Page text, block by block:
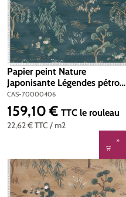
Papier peint Nature
Japonisante Légendes pétrole
- Légendes de Casamance |
Réf. CAS-70000406
CAS-70000406
22,62 €TTC / m2
Prix régulier :
159,10 € TTC le rouleau